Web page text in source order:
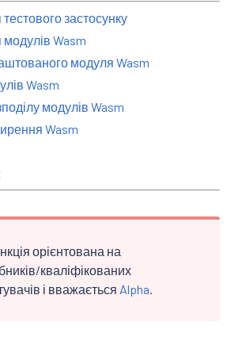
застосунку
Wasm
модуля Wasm
Wasm
модулів Wasm
Wasm
орієнтована на
кваліфікованих
і вважається Alpha